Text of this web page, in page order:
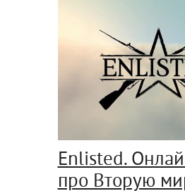
Enlisted.
про Вторую